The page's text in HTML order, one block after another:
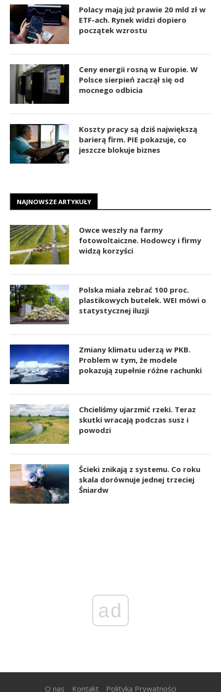
Polacy mają już prawie 20 mld zł w
ETF-ach. Rynek widzi dopiero
początek wzrostu
Ceny energii rosną w Europie. W
Polsce sierpień zaczął się od
mocnego odbicia
Koszty pracy są dziś największą
barierą firm. PIE pokazuje, co
jeszcze blokuje biznes
NAJNOWSZE ARTYKUŁY
Owce weszły na farmy
fotowoltaiczne. Hodowcy i firmy
widzą korzyści
Polska miała zebrać 100 proc.
plastikowych butelek. WEI mówi o
statystycznej iluzji
Zmiany klimatu uderzą w PKB.
Problem w tym, że modele
pokazują zupełnie różne rachunki
Chcieliśmy ujarzmić rzeki. Teraz
skutki wracają podczas susz i
powodzi
Ścieki znikają z systemu. Co roku
skala dorównuje jednej trzeciej
Śniardw
ad
O nas Kontakt Polityka Prywatności